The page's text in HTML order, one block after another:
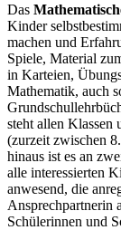
Das
Kinder
machen und
Spiele, Material
in Karteien,
Mathematik, auch
steht allen Klassen
(zurzeit zwischen
hinaus ist es an
alle interessierten
anwesend, die
Ansprechpartnerin
Schülerinnen und